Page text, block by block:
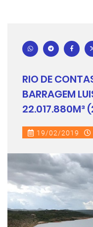
RIO DE
BARRAGEM
22.017.880M³
19/02/2019